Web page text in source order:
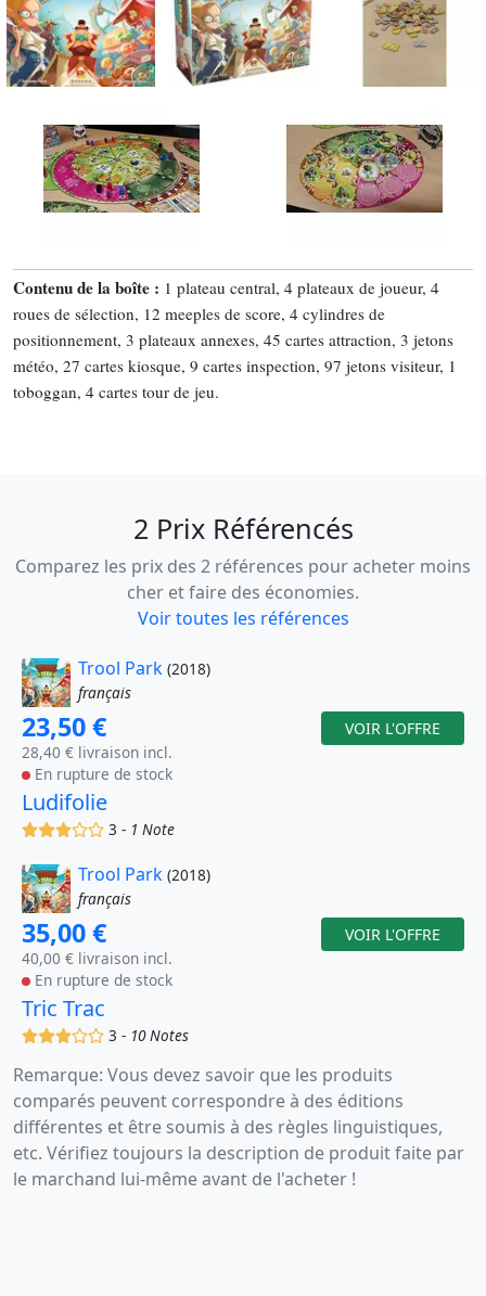
Contenu de la boîte : 1 plateau central, 4 plateaux de joueur, 4
roues de sélection, 12 meeples de score, 4 cylindres de
positionnement, 3 plateaux annexes, 45 cartes attraction, 3 jetons
météo, 27 cartes kiosque, 9 cartes inspection, 97 jetons visiteur, 1
toboggan, 4 cartes tour de jeu.
2 Prix Référencés
Comparez les prix des 2 références pour acheter moins
cher et faire des économies.
Voir toutes les références
Trool Park (2018)
français
23,50 €
28,40 € livraison incl.
En rupture de stock
VOIR L'OFFRE
Ludifolie
(x)(x)(x)() ()3 - 1 Note
Trool Park (2018)
français
35,00 €
40,00 € livraison incl.
En rupture de stock
VOIR L'OFFRE
Tric Trac
(x)(x)(x)() ()3 - 10 Notes
Remarque: Vous devez savoir que les produits
comparés peuvent correspondre à des éditions
différentes et être soumis à des règles linguistiques,
etc. Vérifiez toujours la description de produit faite par
le marchand lui-même avant de l'acheter !